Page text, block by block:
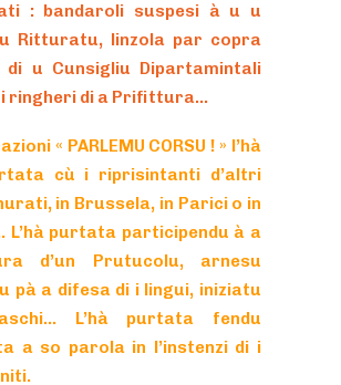
: bandaroli suspesi à u u
Ritturatu, linzola par copra
di u Cunsigliu Dipartamintali
ringheri di a Prifittura…
« PARLEMU CORSU ! » l’hà
cù i riprisintanti d’altri
in Brussela, in Parici o in
L’hà purtata participendu à a
d’un Prutucolu, arnesu
pà a difesa di i lingui, iniziatu
L’hà purtata fendu
a so parola in l’instenzi di i